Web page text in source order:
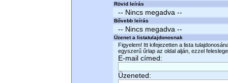
Rövid leírás
-- Nincs megadva --
Bővebb leírás
-- Nincs megadva --
Üzenet a listatulajdonosnak
Figyelem! Itt kifejezetten a lista
egyszerű űrlap az oldal alján, ezzel
E-mail címed:
Üzeneted: